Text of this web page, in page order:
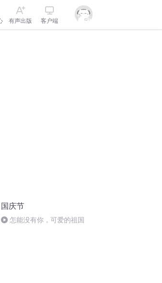
有声出版 客户端
国庆节
怎能没有你，可爱的祖国